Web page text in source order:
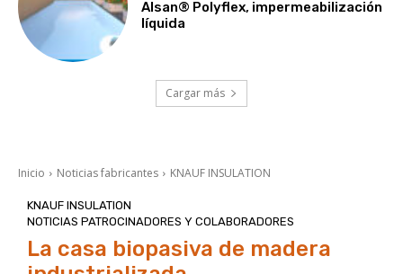
Alsan® Polyflex, impermeabilización
líquida
Cargar más